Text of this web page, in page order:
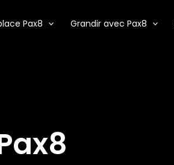
Pax8 Grandir avec Pax8